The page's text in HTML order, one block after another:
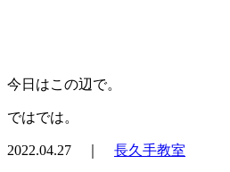
今日はこの辺で。
ではでは。
2022.04.27 ｜ 長久手教室